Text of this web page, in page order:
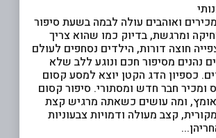
ואוהבים עולה לבמה בשעת סיפור
ומרגשת, בדיוק כמו שהוא צריך
חוצה דורות, הילדים נסחפים לעולם
נהנים מסיפור חכם ונוגע ללב שלא
כספיון הדג הקטן יוצא למסע קסום
ומכיר חבר חדש ומסתורי. סיפור קסום
ומה עושים כשאתה מרגיש קצת
קצב מעולה ודמויות צבעוניות